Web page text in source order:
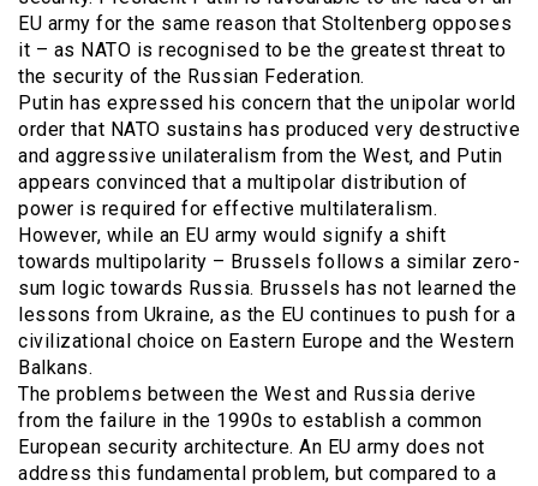
EU army for the same reason that Stoltenberg opposes
it – as NATO is recognised to be the greatest threat to
the security of the Russian Federation.
Putin has expressed his concern that the unipolar world
order that NATO sustains has produced very destructive
and aggressive unilateralism from the West, and Putin
appears convinced that a multipolar distribution of
power is required for effective multilateralism.
However, while an EU army would signify a shift
towards multipolarity – Brussels follows a similar zero-
sum logic towards Russia. Brussels has not learned the
lessons from Ukraine, as the EU continues to push for a
civilizational choice on Eastern Europe and the Western
Balkans.
The problems between the West and Russia derive
from the failure in the 1990s to establish a common
European security architecture. An EU army does not
address this fundamental problem, but compared to a